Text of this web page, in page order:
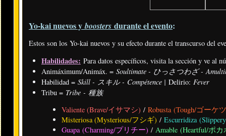
Yo-kai nuevos yboosters durante el evento:
Estos son los Yo-kai nuevos y su efecto durante el transcurso del
Habilidades: Para datos específicos, visita la sección y ve al
Animáximum/Animáx. = Soultimate - ひっさつわざ -
Habilidad = Skill - スキル - Compétence | Delirio: Fever
Tribu = Tribe - 種族
Valiente (Brave/イサマシ) / Robusta (Tough/ゴーケ
Misteriosa (Mysterious/フシギ) / Escurridiza
Guapa (Charming/プリチー) / Amable (Heartful/ポ